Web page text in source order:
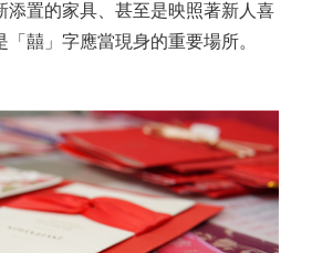
添置的家具、甚至是映照著新人喜
囍」字應當現身的重要場所。